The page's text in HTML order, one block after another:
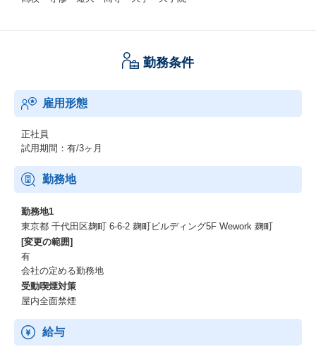
勤務条件
雇用形態
正社員
試用期間：有/3ヶ月
勤務地
勤務地1
東京都 千代田区麹町 6-6-2 麹町ビルディング5F Wework 麹町
[変更の範囲]
有
会社の定める勤務地
受動喫煙対策
屋内全面禁煙
給与